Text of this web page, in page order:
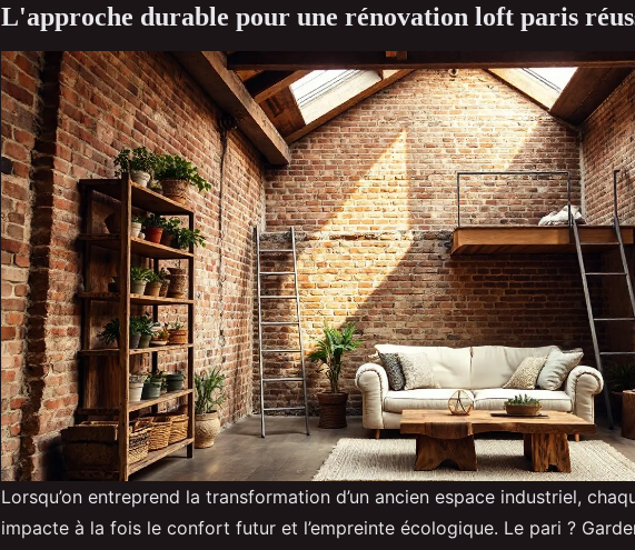
L'approche durable pour une rénovation loft paris
Lorsqu’on entreprend la transformation d’un ancien espace industriel,
impacte à la fois le confort futur et l’empreinte écologique. Le pari ?